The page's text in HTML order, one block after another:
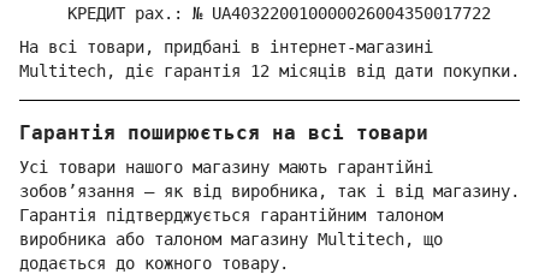
КРЕДИТ рах.: № UA403220010000026004350017722
На всі товари, придбані в інтернет-магазині
Multitech, діє гарантія 12 місяців від дати покупки.
Гарантія поширюється на всі товари
Усі товари нашого магазину мають гарантійні
зобов’язання — як від виробника, так і від магазину.
Гарантія підтверджується гарантійним талоном
виробника або талоном магазину Multitech, що
додається до кожного товару.